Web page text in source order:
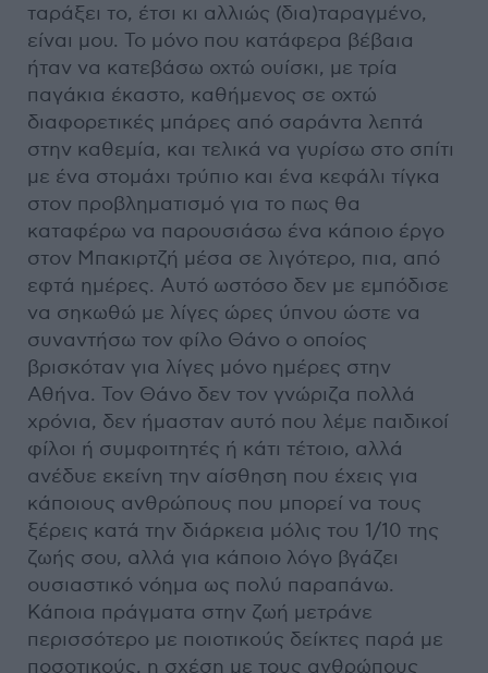
ταράξει το, έτσι κι αλλιώς (δια)ταραγμένο,
είναι μου. Το μόνο που κατάφερα βέβαια
ήταν να κατεβάσω οχτώ ουίσκι, με τρία
παγάκια έκαστο, καθήμενος σε οχτώ
διαφορετικές μπάρες από σαράντα λεπτά
στην καθεμία, και τελικά να γυρίσω στο σπίτι
με ένα στομάχι τρύπιο και ένα κεφάλι τίγκα
στον προβληματισμό για το πως θα
καταφέρω να παρουσιάσω ένα κάποιο έργο
στον Μπακιρτζή μέσα σε λιγότερο, πια, από
εφτά ημέρες. Αυτό ωστόσο δεν με εμπόδισε
να σηκωθώ με λίγες ώρες ύπνου ώστε να
συναντήσω τον φίλο Θάνο ο οποίος
βρισκόταν για λίγες μόνο ημέρες στην
Αθήνα. Τον Θάνο δεν τον γνώριζα πολλά
χρόνια, δεν ήμασταν αυτό που λέμε παιδικοί
φίλοι ή συμφοιτητές ή κάτι τέτοιο, αλλά
ανέδυε εκείνη την αίσθηση που έχεις για
κάποιους ανθρώπους που μπορεί να τους
ξέρεις κατά την διάρκεια μόλις του 1/10 της
ζωής σου, αλλά για κάποιο λόγο βγάζει
ουσιαστικό νόημα ως πολύ παραπάνω.
Κάποια πράγματα στην ζωή μετράνε
περισσότερο με ποιοτικούς δείκτες παρά με
ποσοτικούς, η σχέση με τους ανθρώπους